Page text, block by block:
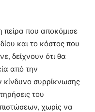
πείρα που αποκόμισε
και το κόστος που
δείχνουν ότι θα
από την
συρρίκνωσης
του
χωρίς να